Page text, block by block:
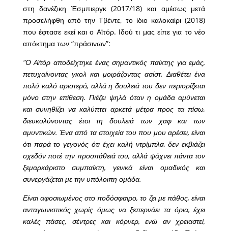
στη δανέζικη Έσμπιεργκ (2017/18) και αμέσως μετά
προσελήφθη από την Τβέντε, το ίδιο καλοκαίρι (2018)
που έφτασε εκεί και ο Αϊτόρ. Ιδού τι μας είπε για το νέο
απόκτημα των “πράσινων”:
“Ο Αϊτόρ αποδείχτηκε ένας σημαντικός παίκτης για εμάς,
πετυχαίνοντας γκολ και μοιράζοντας ασίστ. Διαθέτει ένα
πολύ καλό αριστερό, αλλά η δουλειά του δεν περιορίζεται
μόνο στην επίθεση. Πιέζει ψηλά όταν η ομάδα αμύνεται
και συνηθίζει να καλύπτει αρκετά μέτρα προς τα πίσω,
διευκολύνοντας έτσι τη δουλειά των χαφ και των
αμυντικών. Ένα από τα στοιχεία του που μου αρέσει, είναι
ότι παρά το γεγονός ότι έχει καλή ντρίμπλα, δεν εκβιάζει
σχεδόν ποτέ την προσπάθειά του, αλλά ψάχνει πάντα τον
ξεμαρκάριστο συμπαίκτη, γενικά είναι ομαδικός και
συνεργάζεται με την υπόλοιπη ομάδα.
Είναι αφοσιωμένος στο ποδόσφαιρο, το ζει με πάθος, είναι
ανταγωνιστικός χωρίς όμως να ξεπερνάει τα όρια, έχει
καλές πάσες, σέντρες και κόρνερ, ενώ αν χρειαστεί,